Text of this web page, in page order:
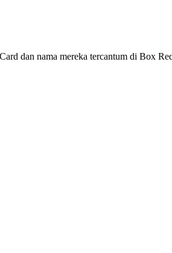
dan nama mereka tercantum di Box